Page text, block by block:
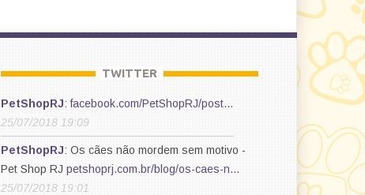
TWITTER
PetShopRJ:facebook.com/PetShopRJ/post…
25/07/2018 19:09
PetShopRJ: Os cães não mordem sem motivo -
Pet Shop RJpetshoprj.com.br/blog/os-caes-n…
25/07/2018 19:01